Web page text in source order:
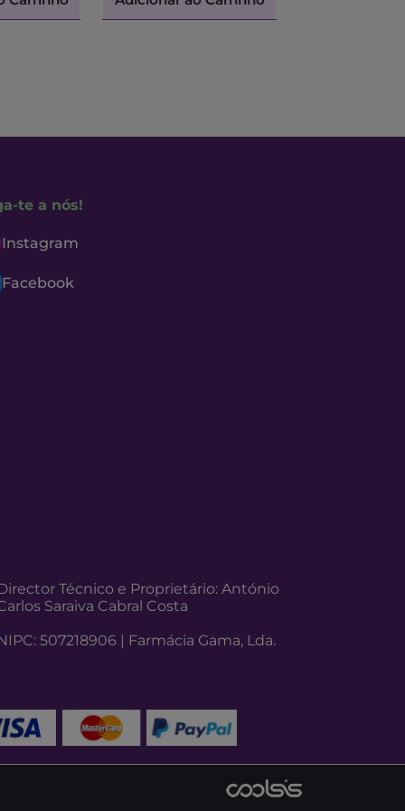
te a nós!
Instagram
Facebook
Técnico e Proprietário: António
Saraiva Cabral Costa
507218906 | Farmácia Gama, Lda.